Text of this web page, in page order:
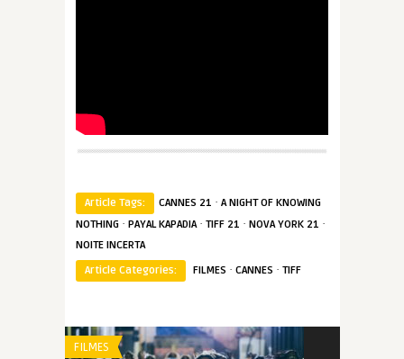
Article Tags: CANNES 21 · A NIGHT OF KNOWING
NOTHING · PAYAL KAPADIA· TIFF 21 · NOVA YORK 21 ·
NOITE INCERTA
Article Categories:
FILMES · CANNES · TIFF
FILMES